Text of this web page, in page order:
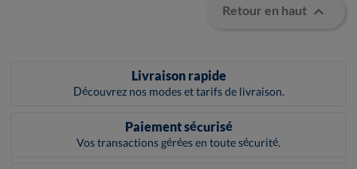
Retour en haut 
Livraison rapide
Découvrez nos modes et tarifs de livraison.
Paiement sécurisé
Vos transactions gérées en toute sécurité.